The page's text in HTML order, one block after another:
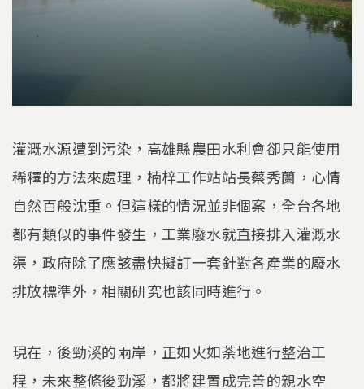
灌溉水源遭到污染，高雄縣農田水利會卻只能使用
稀釋的方法來處理，楠梓工作站站長蔡秀蘭，心情
自然百般沈重。但這樣的情況並非個案，全台各地
都有類似的事件發生，工業廢水就直接排入灌溉水
渠，政府除了應該盡快擬訂一套針對各產業的廢水
排放標準外，相關研究也該同時進行。
現在，後勁溪的兩岸，正如火如荼地進行整治工
程，未來整條後勁溪，都將建置成完善的親水空